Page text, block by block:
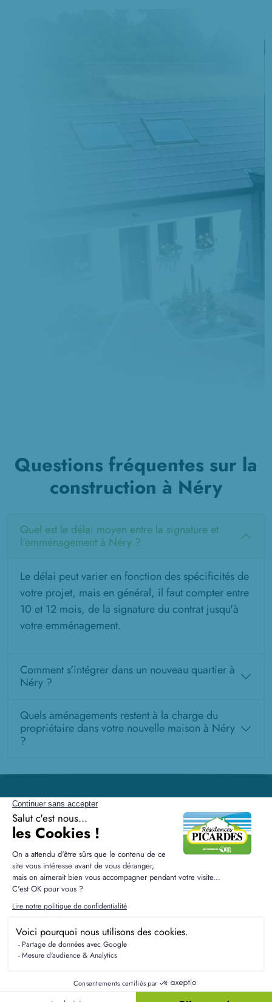
Questions fréquentes sur la
construction à Néry
Quel est le délai moyen entre la signature et
l'emménagement à Néry ?
Le délai peut varier en fonction des spécificités de
votre projet, mais en général, il faut compter entre
10 et 12 mois, de la signature du contrat jusqu'à
votre emménagement.
Comment s'intégrer dans un nouveau quartier à
Néry ?
Quels aménagements restent à la charge du
propriétaire dans votre nouvelle maison à Néry
?
Résidences Picardes est le 1er constructeur régional de
Liens utiles
Nos terrains